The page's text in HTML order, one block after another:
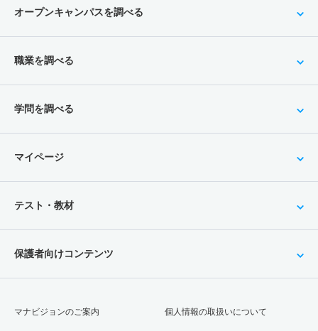
オープンキャンパスを調べる
職業を調べる
学問を調べる
マイページ
テスト・教材
保護者向けコンテンツ
マナビジョンのご案内 個人情報の取扱いについて